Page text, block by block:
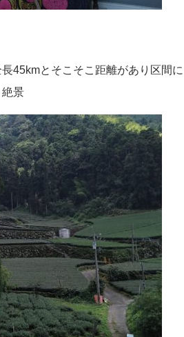
45kmとそこそこ距離があり区間に
景